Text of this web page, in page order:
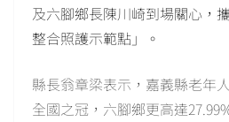
及六腳鄉長陳川崎到場關心，
整合照護示範點」。
縣長翁章梁表示，嘉義縣老年
全國之冠，六腳鄉更高達